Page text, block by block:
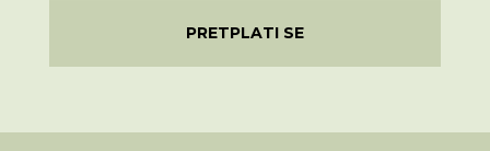
PRETPLATI SE